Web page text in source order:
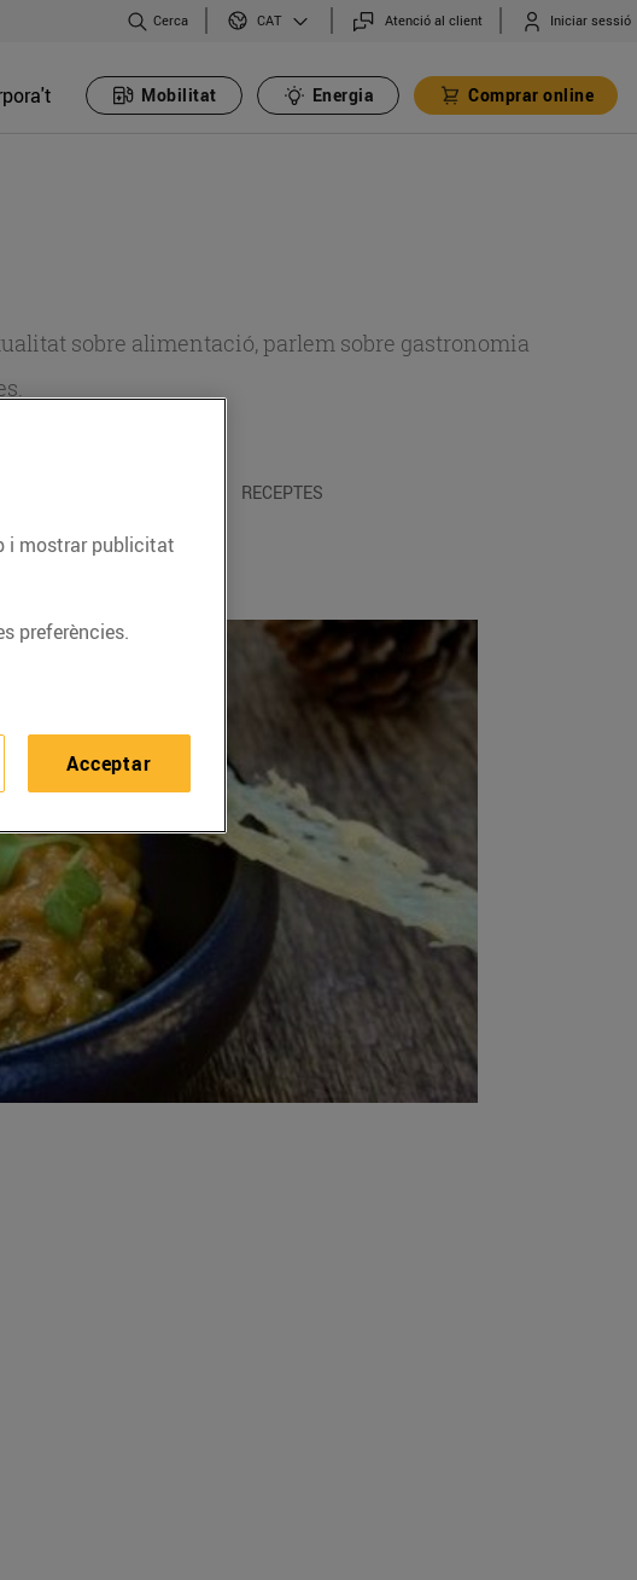
Cerca CAT Atenció al client Iniciar sessió
Mobilitat Energia Comprar online
sobre alimentació, parlem sobre gastronomia
RECEPTES
i mostrar publicitat
preferències.
Acceptar